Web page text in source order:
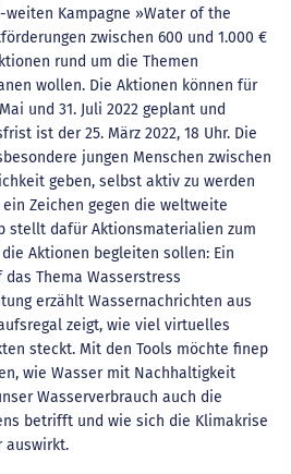
weiten Kampagne »Water of the
zwischen 600 und 1.000 €
rund um die Themen
wollen. Die Aktionen können für
und 31. Juli 2022 geplant und
ist der 25. März 2022, 18 Uhr. Die
jungen Menschen zwischen
geben, selbst aktiv zu werden
Zeichen gegen die weltweite
stellt dafür Aktionsmaterialien zum
Aktionen begleiten sollen: Ein
Thema Wasserstress
erzählt Wassernachrichten aus
zeigt, wie viel virtuelles
steckt. Mit den Tools möchte finep
wie Wasser mit Nachhaltigkeit
Wasserverbrauch auch die
betrifft und wie sich die Klimakrise
auswirkt.